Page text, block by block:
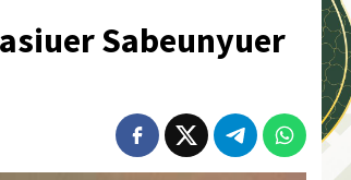
Sabeunyuer